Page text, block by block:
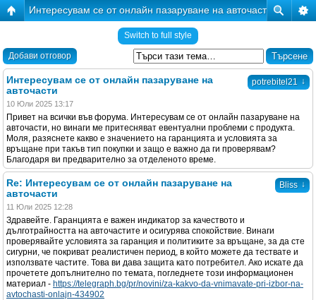
Интересувам се от онлайн пазаруване на авточасти
Switch to full style
Добави отговор
potrebitel21 ↓
Интересувам се от онлайн пазаруване на
авточасти
10 Юли 2025 13:17
Привет на всички във форума. Интересувам се от онлайн пазаруване на
авточасти, но винаги ме притесняват евентуални проблеми с продукта.
Моля, разяснете какво е значението на гаранцията и условията за
връщане при такъв тип покупки и защо е важно да ги проверявам?
Благодаря ви предварително за отделеното време.
Bliss ↓
Re: Интересувам се от онлайн пазаруване на
авточасти
11 Юли 2025 12:28
Здравейте. Гаранцията е важен индикатор за качеството и
дълготрайността на авточастите и осигурява спокойствие. Винаги
проверявайте условията за гаранция и политиките за връщане, за да сте
сигурни, че покриват реалистичен период, в който можете да тествате и
използвате частите. Това ви дава защита като потребител. Ако искате да
прочетете допълнително по темата, погледнете този информационен
материал - https://telegraph.bg/pr/novini/za-kakvo-da-vnimavate-pri-izbor-na-
avtochasti-onlajn-434902